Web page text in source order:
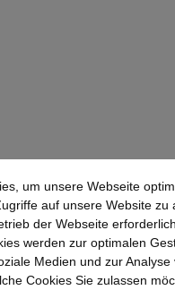
um unsere Webseite
auf unsere Website zu
der Webseite
werden zur optimalen
Medien und zur
Cookies Sie zulassen